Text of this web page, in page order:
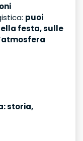
puoi
festa, sulle
storia,